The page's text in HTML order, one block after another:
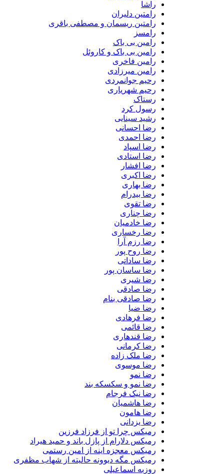
رامتین دلیران
رامتین ریسمان و مصطفی باقری
رامین بی باک
رامین بی باک و کاروئل
رامین فاخری
رامین میرزادی
رحیم جوانمردی
رحیم شهریاری
رستاک
رسول کرد
رشید سینایی
رضا احسانی
رضا احمدی
رضا اسپاد
رضا استادی
رضا افشار
رضا اکبری
رضا بهاری
رضا بیدرام
رضا تقوی
رضا چناری
رضا خادمیان
رضا رخساری
رضا رزم آرا
رضا روح پور
رضا ساداتی
رضا ساسان پور
رضا شیری
رضا صادقی
رضا صادقی بنام
رضا ضیا
رضا فرهادی
رضا قائمی
رضا قندهاری
رضا کرمانی
رضا ملک زاده
رضا موسوی
رضا نمو
رضا نمو و سکسکه بند
رضا نیک فرجام
رضا هاشمیان
رضا هامون
رضا یزدانی
رمیکس چرا تو از فرزاد فرزین
رمیکس دلارام از پازل باند و حمید هیراد
رمیکس معجزه اینه از امین رستمی
رمیکس مگه دیوونه حالیته از شهاب مظفری
روزبه اسماعیلی